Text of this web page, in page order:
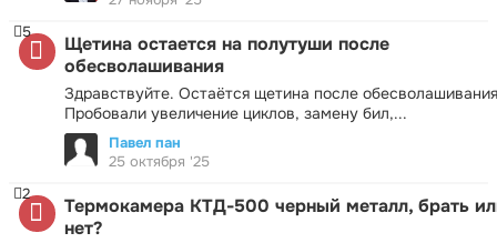
Щетина остается на полутуши после
обесволашивания
Здравствуйте. Остаётся щетина после
Пробовали увеличение циклов, замену бил,...
5
Павел пан
25 октября '25
Термокамера КТД-500 черный металл, брать
нет?
2